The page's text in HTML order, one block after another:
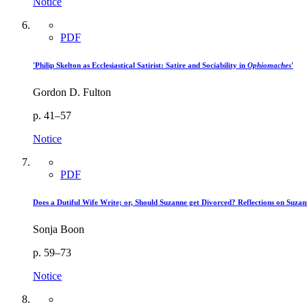
PDF
'Philip Skelton as Ecclesiastical Satirist: Satire and Sociability in Ophiomaches'
Gordon D. Fulton
p. 41–57
Notice
PDF
Does a Dutiful Wife Write; or, Should Suzanne get Divorced? Reflections on
Sonja Boon
p. 59–73
Notice